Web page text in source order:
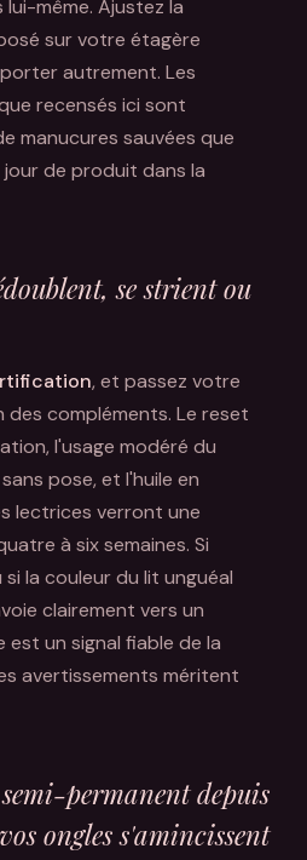
même. Ajustez la
sur votre étagère
autrement. Les
recensés ici sont
manucures sauvées que
de produit dans la
se strient ou
, et passez votre
des compléments. Le reset
l'usage modéré du
pose, et l'huile en
lectrices verront une
à six semaines. Si
la couleur du lit unguéal
clairement vers un
un signal fiable de la
avertissements méritent
permanent depuis
ongles s'amincissent